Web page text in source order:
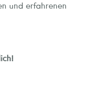
und erfahrenen